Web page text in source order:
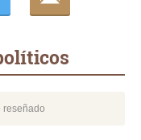
reseñado